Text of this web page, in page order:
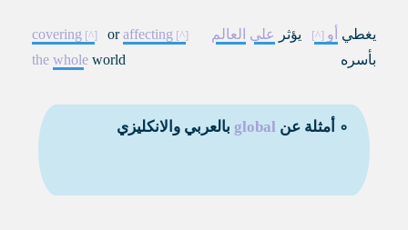
يغطي أو يؤثر على
العالم
بأسره
covering oraffecting
the whole world
∘ أمثلة عن global بالعربي والانكليزي